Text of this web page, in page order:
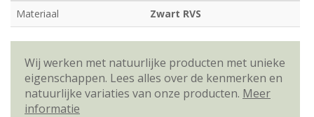
Materiaal
Zwart RVS
Wij werken met natuurlijke producten met unieke
eigenschappen. Lees alles over de kenmerken en
natuurlijke variaties van onze producten. Meer
informatie